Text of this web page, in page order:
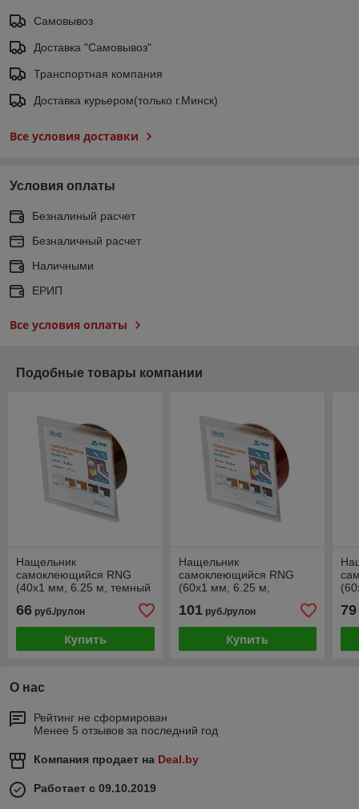
Самовывоз
Доставка "Самовывоз"
Транспортная компания
Доставка курьером(только г.Минск)
Все условия доставки
Условия оплаты
Безналиный расчет
Безналичный расчет
Наличными
ЕРИП
Все условия оплаты
Подобные товары компании
Нащельник
самоклеющийся RNG
(40x1 мм, 6.25 м, темный
66 руб./рулон
Купить
Нащельник
самоклеющийся RNG
(60x1 мм, 6.25 м,
101руб./рулон
Купить
79
О нас
Рейтинг не сформирован
Менее 5 отзывов за последний год
Компания продает на Deal.by
Работает с 09.10.2019